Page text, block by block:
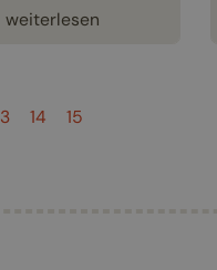
weiterlesen
14 15